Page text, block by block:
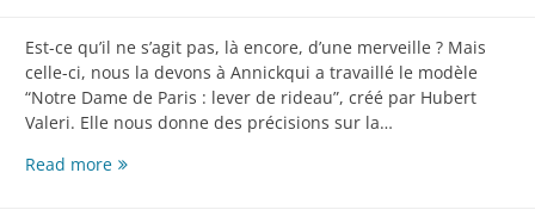
Est-ce qu’il ne s’agit pas, là encore, d’une merveille ? Mais
celle-ci, nous la devons à Annickqui a travaillé le modèle
“Notre Dame de Paris : lever de rideau”, créé par Hubert
Valeri. Elle nous donne des précisions sur la…
Read moreUne